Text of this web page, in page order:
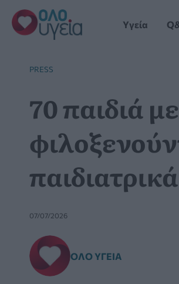
Μετάβαση
στο
περιεχόμενο
Yγεία
PRESS
70 παιδιά
07/07/2026
ΌΛΟ ΥΓΕΊΑ